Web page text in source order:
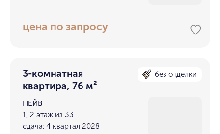
цена по запросу
3-комнатная
квартира, 76 м²
без отделки
ПЕЙВ
1, 2 этаж из 33
сдача: 4 квартал 2028